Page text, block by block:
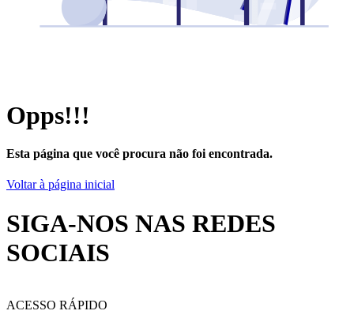
Opps!!!
Esta página que você procura não foi encontrada.
Voltar à página inicial
SIGA-NOS NAS REDES
SOCIAIS
ACESSO RÁPIDO